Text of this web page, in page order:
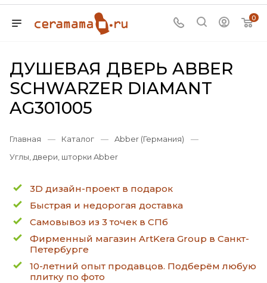
0
ДУШЕВАЯ ДВЕРЬ ABBER
SCHWARZER DIAMANT
AG301005
Главная — Каталог — Abber (Германия)
—
Углы, двери, шторки Abber
3D дизайн-проект в подарок
Быстрая и недорогая доставка
Самовывоз из 3 точек в СПб
Фирменный магазин ArtKera Group в Санкт-
Петербурге
10-летний опыт продавцов. Подберём любую
плитку по фото